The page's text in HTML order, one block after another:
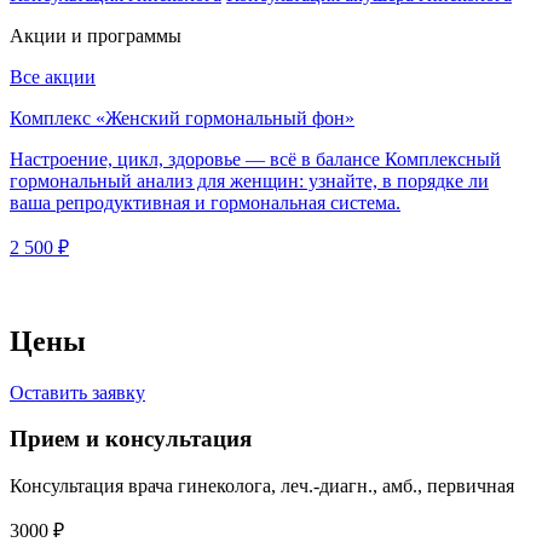
Акции и программы
Все акции
Комплекс «Женский гормональный фон»
Настроение, цикл, здоровье — всё в балансе Комплексный
гормональный анализ для женщин: узнайте, в порядке ли
ваша репродуктивная и гормональная система.
2 500 ₽
Цены
Оставить заявку
Прием и консультация
Консультация врача гинеколога, леч.-диагн., амб., первичная
3000 ₽